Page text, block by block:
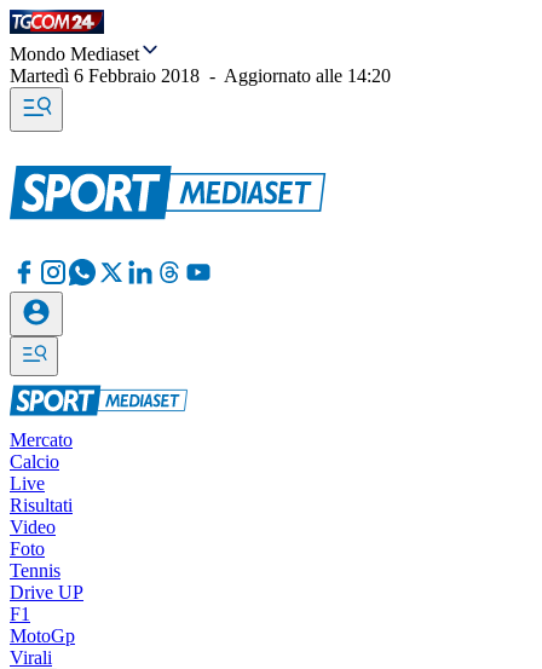
Mondo Mediaset
Martedì 6 Febbraio 2018 - Aggiornato alle 14:20
Mercato
Calcio
Live
Risultati
Video
Foto
Tennis
Drive UP
F1
MotoGp
Virali